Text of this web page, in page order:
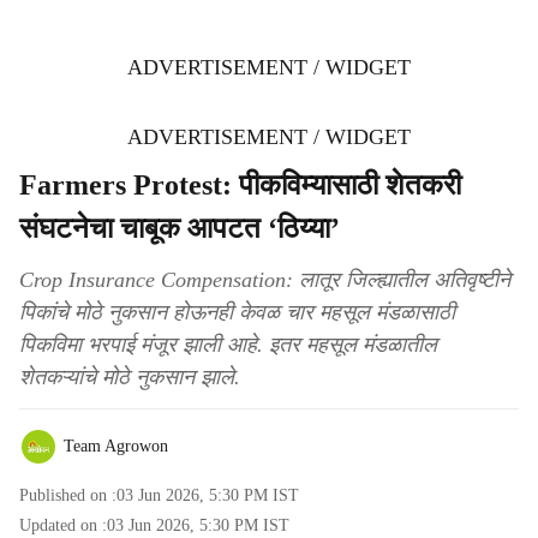
ADVERTISEMENT / WIDGET
ADVERTISEMENT / WIDGET
Farmers Protest: पीकविम्यासाठी शेतकरी
संघटनेचा चाबूक आपटत ‘ठिय्या’
Crop Insurance Compensation: लातूर जिल्ह्यातील अतिवृष्टीने
पिकांचे मोठे नुकसान होऊनही केवळ चार महसूल मंडळासाठी
पिकविमा भरपाई मंजूर झाली आहे. इतर महसूल मंडळातील
शेतकऱ्यांचे मोठे नुकसान झाले.
Team Agrowon
Published on :03 Jun 2026, 5:30 PM IST
Updated on :03 Jun 2026, 5:30 PM IST